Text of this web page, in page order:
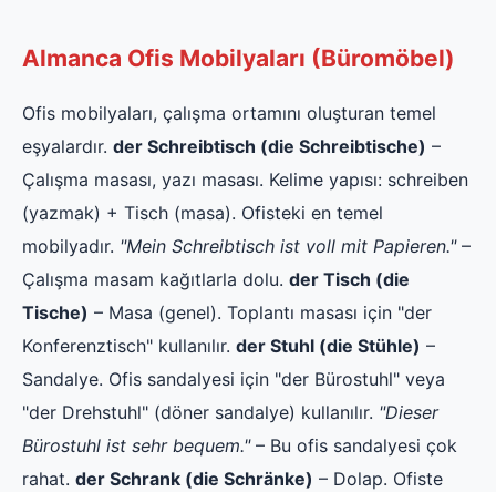
Almanca Ofis Mobilyaları (Büromöbel)
Ofis mobilyaları, çalışma ortamını oluşturan temel
eşyalardır. der Schreibtisch (die Schreibtische) –
Çalışma masası, yazı masası. Kelime yapısı: schreiben
(yazmak) + Tisch (masa). Ofisteki en temel
mobilyadır. "Mein Schreibtisch ist voll mit Papieren."–
Çalışma masam kağıtlarla dolu. der Tisch (die
Tische) – Masa (genel). Toplantı masası için "der
Konferenztisch" kullanılır. der Stuhl (die Stühle) –
Sandalye. Ofis sandalyesi için "der Bürostuhl" veya
"der Drehstuhl" (döner sandalye) kullanılır. "Dieser
Bürostuhl ist sehr bequem."– Bu ofis sandalyesi çok
rahat. der Schrank (die Schränke) – Dolap. Ofiste